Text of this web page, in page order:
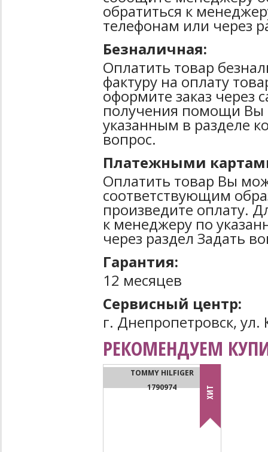
обратиться к
телефонам или через
Безналичная:
Оплатить товар
фактуру на оплату
оформите заказ через
получения помощи Вы
указанным в разделе
вопрос.
Платежными
Оплатить товар Вы
соответствующим
произведите оплату.
к менеджеру по
через раздел Задать
Гарантия:
12 месяцев
Сервисный центр:
г. Днепропетровск,
РЕКОМЕНДУЕМ
ХИТ
TOMMY HILFIGER
1790974